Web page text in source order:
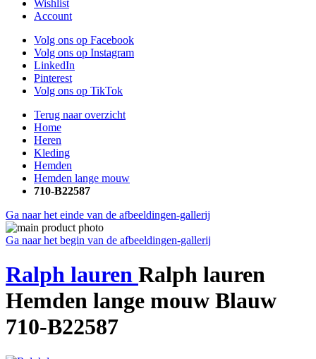
Wishlist
Account
Volg ons op Facebook
Volg ons op Instagram
LinkedIn
Pinterest
Volg ons op TikTok
Terug naar overzicht
Home
Heren
Kleding
Hemden
Hemden lange mouw
710-B22587
Ga naar het einde van de afbeeldingen-gallerij
Ga naar het begin van de afbeeldingen-gallerij
Ralph lauren Ralph lauren
Hemden lange mouw Blauw
710-B22587